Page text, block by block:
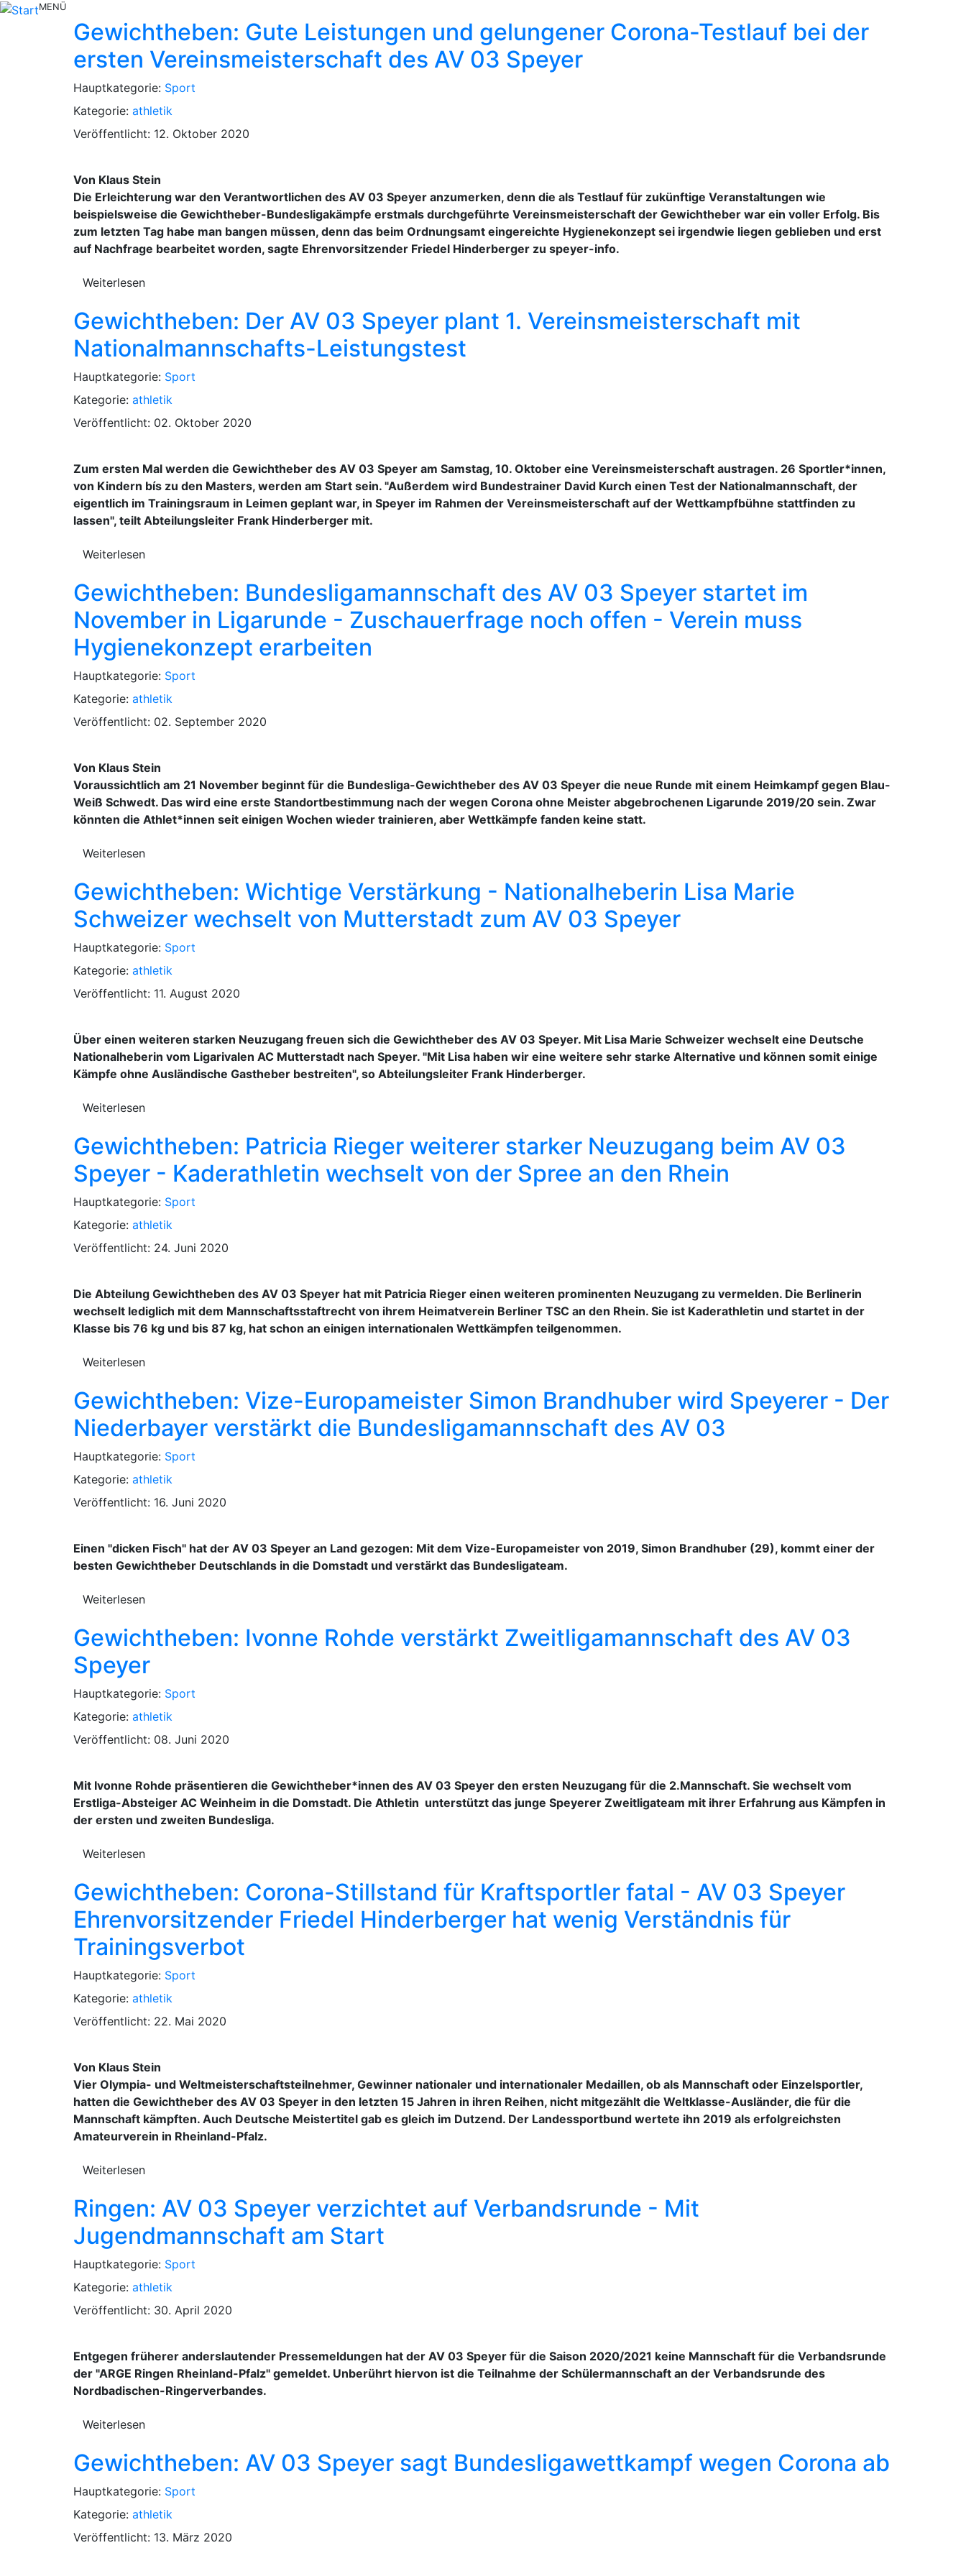
MENÜ
Gewichtheben: Gute Leistungen und gelungener Corona-Testlauf bei der
ersten Vereinsmeisterschaft des AV 03 Speyer
Hauptkategorie: Sport
Kategorie: athletik
Veröffentlicht: 12. Oktober 2020
Von Klaus Stein
Die Erleichterung war den Verantwortlichen des AV 03 Speyer anzumerken, denn die als Testlauf für zukünftige Veranstaltungen wie
beispielsweise die Gewichtheber-Bundesligakämpfe erstmals durchgeführte Vereinsmeisterschaft der Gewichtheber war ein voller Erfolg. Bis
zum letzten Tag habe man bangen müssen, denn das beim Ordnungsamt eingereichte Hygienekonzept sei irgendwie liegen geblieben und erst
auf Nachfrage bearbeitet worden, sagte Ehrenvorsitzender Friedel Hinderberger zu speyer-info.
Weiterlesen
Gewichtheben: Der AV 03 Speyer plant 1. Vereinsmeisterschaft mit
Nationalmannschafts-Leistungstest
Hauptkategorie: Sport
Kategorie: athletik
Veröffentlicht: 02. Oktober 2020
Zum ersten Mal werden die Gewichtheber des AV 03 Speyer am Samstag, 10. Oktober eine Vereinsmeisterschaft austragen. 26 Sportler*innen,
von Kindern bís zu den Masters, werden am Start sein. "Außerdem wird Bundestrainer David Kurch einen Test der Nationalmannschaft, der
eigentlich im Trainingsraum in Leimen geplant war, in Speyer im Rahmen der Vereinsmeisterschaft auf der Wettkampfbühne stattfinden zu
lassen", teilt Abteilungsleiter Frank Hinderberger mit.
Weiterlesen
Gewichtheben: Bundesligamannschaft des AV 03 Speyer startet im
November in Ligarunde - Zuschauerfrage noch offen - Verein muss
Hygienekonzept erarbeiten
Hauptkategorie: Sport
Kategorie: athletik
Veröffentlicht: 02. September 2020
Von Klaus Stein
Voraussichtlich am 21 November beginnt für die Bundesliga-Gewichtheber des AV 03 Speyer die neue Runde mit einem Heimkampf gegen Blau-
Weiß Schwedt. Das wird eine erste Standortbestimmung nach der wegen Corona ohne Meister abgebrochenen Ligarunde 2019/20 sein. Zwar
könnten die Athlet*innen seit einigen Wochen wieder trainieren, aber Wettkämpfe fanden keine statt.
Weiterlesen
Gewichtheben: Wichtige Verstärkung - Nationalheberin Lisa Marie
Schweizer wechselt von Mutterstadt zum AV 03 Speyer
Hauptkategorie: Sport
Kategorie: athletik
Veröffentlicht: 11. August 2020
Über einen weiteren starken Neuzugang freuen sich die Gewichtheber des AV 03 Speyer. Mit Lisa Marie Schweizer wechselt eine Deutsche
Nationalheberin vom Ligarivalen AC Mutterstadt nach Speyer. "Mit Lisa haben wir eine weitere sehr starke Alternative und können somit einige
Kämpfe ohne Ausländische Gastheber bestreiten", so Abteilungsleiter Frank Hinderberger.
Weiterlesen
Gewichtheben: Patricia Rieger weiterer starker Neuzugang beim AV 03
Speyer - Kaderathletin wechselt von der Spree an den Rhein
Hauptkategorie: Sport
Kategorie: athletik
Veröffentlicht: 24. Juni 2020
Die Abteilung Gewichtheben des AV 03 Speyer hat mit Patricia Rieger einen weiteren prominenten Neuzugang zu vermelden. Die Berlinerin
wechselt lediglich mit dem Mannschaftsstaftrecht von ihrem Heimatverein Berliner TSC an den Rhein. Sie ist Kaderathletin und startet in der
Klasse bis 76 kg und bis 87 kg, hat schon an einigen internationalen Wettkämpfen teilgenommen.
Weiterlesen
Gewichtheben: Vize-Europameister Simon Brandhuber wird Speyerer - Der
Niederbayer verstärkt die Bundesligamannschaft des AV 03
Hauptkategorie: Sport
Kategorie: athletik
Veröffentlicht: 16. Juni 2020
Einen "dicken Fisch" hat der AV 03 Speyer an Land gezogen: Mit dem Vize-Europameister von 2019, Simon Brandhuber (29), kommt einer der
besten Gewichtheber Deutschlands in die Domstadt und verstärkt das Bundesligateam.
Weiterlesen
Gewichtheben: Ivonne Rohde verstärkt Zweitligamannschaft des AV 03
Speyer
Hauptkategorie: Sport
Kategorie: athletik
Veröffentlicht: 08. Juni 2020
Mit Ivonne Rohde präsentieren die Gewichtheber*innen des AV 03 Speyer den ersten Neuzugang für die 2.Mannschaft. Sie wechselt vom
Erstliga-Absteiger AC Weinheim in die Domstadt. Die Athletin unterstützt das junge Speyerer Zweitligateam mit ihrer Erfahrung aus Kämpfen in
der ersten und zweiten Bundesliga.
Weiterlesen
Gewichtheben: Corona-Stillstand für Kraftsportler fatal - AV 03 Speyer
Ehrenvorsitzender Friedel Hinderberger hat wenig Verständnis für
Trainingsverbot
Hauptkategorie: Sport
Kategorie: athletik
Veröffentlicht: 22. Mai 2020
Von Klaus Stein
Vier Olympia- und Weltmeisterschaftsteilnehmer, Gewinner nationaler und internationaler Medaillen, ob als Mannschaft oder Einzelsportler,
hatten die Gewichtheber des AV 03 Speyer in den letzten 15 Jahren in ihren Reihen, nicht mitgezählt die Weltklasse-Ausländer, die für die
Mannschaft kämpften. Auch Deutsche Meistertitel gab es gleich im Dutzend. Der Landessportbund wertete ihn 2019 als erfolgreichsten
Amateurverein in Rheinland-Pfalz.
Weiterlesen
Ringen: AV 03 Speyer verzichtet auf Verbandsrunde - Mit
Jugendmannschaft am Start
Hauptkategorie: Sport
Kategorie: athletik
Veröffentlicht: 30. April 2020
Entgegen früherer anderslautender Pressemeldungen hat der AV 03 Speyer für die Saison 2020/2021 keine Mannschaft für die Verbandsrunde
der "ARGE Ringen Rheinland-Pfalz" gemeldet. Unberührt hiervon ist die Teilnahme der Schülermannschaft an der Verbandsrunde des
Nordbadischen-Ringerverbandes.
Weiterlesen
Gewichtheben: AV 03 Speyer sagt Bundesligawettkampf wegen Corona ab
Hauptkategorie: Sport
Kategorie: athletik
Veröffentlicht: 13. März 2020